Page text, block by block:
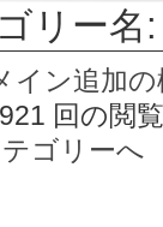
リー名
イン追加
回の閲
ゴリーへ